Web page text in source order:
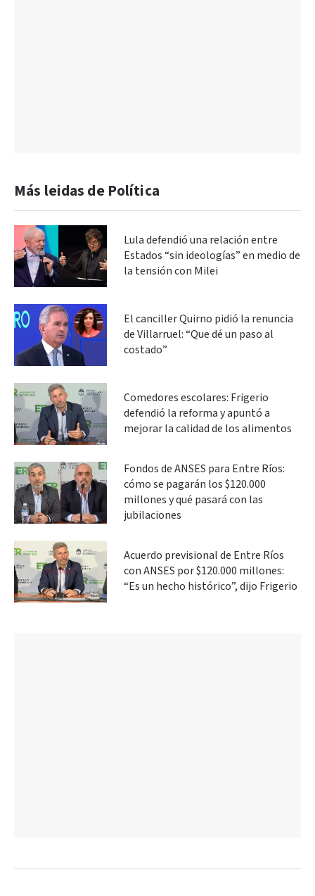
Más leidas de Política
Lula defendió una relación entre
Estados “sin ideologías” en medio de
la tensión con Milei
El canciller Quirno pidió la renuncia
de Villarruel: “Que dé un paso al
costado”
Comedores escolares: Frigerio
defendió la reforma y apuntó a
mejorar la calidad de los alimentos
Fondos de ANSES para Entre Ríos:
cómo se pagarán los $120.000
millones y qué pasará con las
jubilaciones
Acuerdo previsional de Entre Ríos
con ANSES por $120.000 millones:
“Es un hecho histórico”, dijo Frigerio